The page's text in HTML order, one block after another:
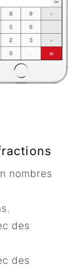
nombres
des
des